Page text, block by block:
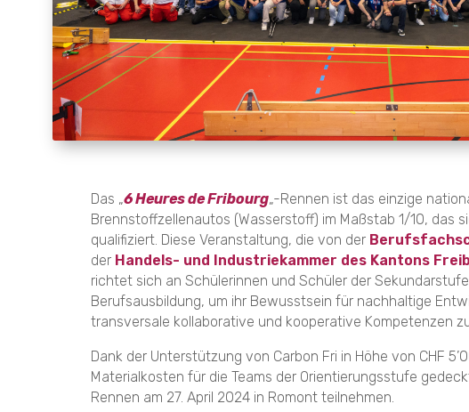
Das „6 Heures de Fribourg„-Rennen ist das einzige
Brennstoffzellenautos (Wasserstoff) im Maßstab 1/10, das
qualifiziert. Diese Veranstaltung, die von der
der Handels- und Industriekammer des Kantons
richtet sich an Schülerinnen und Schüler der
Berufsausbildung, um ihr Bewusstsein für nachhaltige
transversale kollaborative und kooperative Kompetenzen
Dank der Unterstützung von Carbon Fri in Höhe von CHF
Materialkosten für die Teams der Orientierungsstufe
Rennen am 27. April 2024 in Romont teilnehmen.